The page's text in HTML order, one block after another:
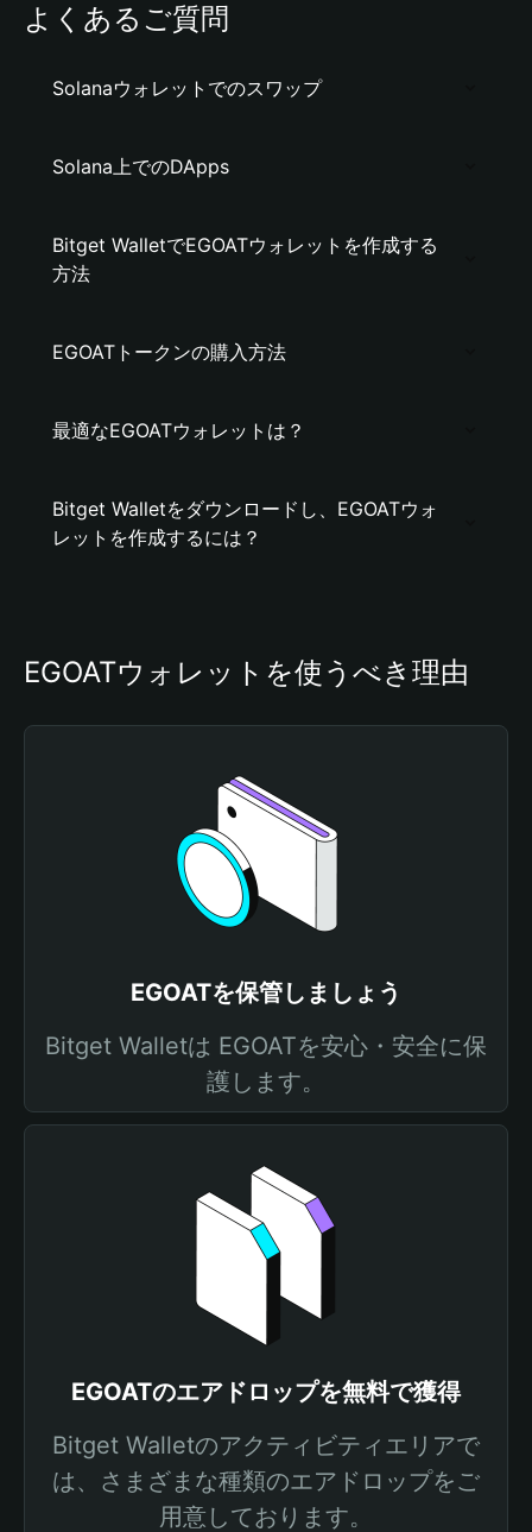
よくあるご質問
Solanaウォレットでのスワップ
Solana上でのDApps
Bitget WalletでEGOATウォレットを作成する
方法
EGOATトークンの購入方法
最適なEGOATウォレットは？
Bitget Walletをダウンロードし、EGOATウォ
レットを作成するには？
EGOATウォレットを使うべき理由
EGOATを保管しましょう
Bitget Walletは EGOATを安心・安全に保
護します。
EGOATのエアドロップを無料で獲得
Bitget Walletのアクティビティエリアで
は、さまざまな種類のエアドロップをご
用意しております。